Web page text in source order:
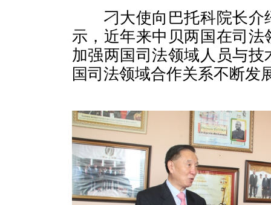
刁大使向巴托科院长介
示，近年来中贝两国在司
加强两国司法领域人员与
国司法领域合作关系不断发